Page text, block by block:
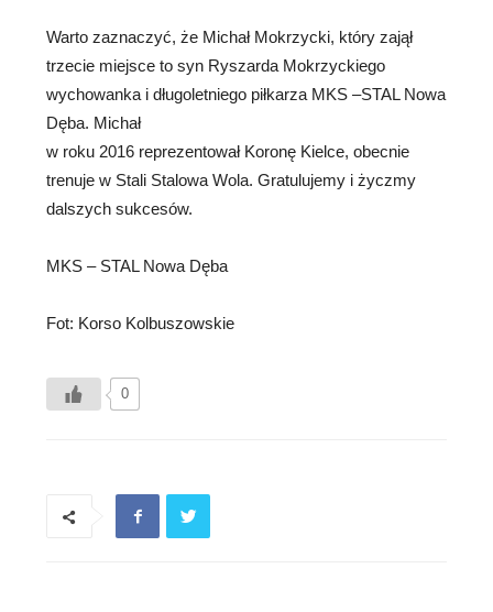
Warto zaznaczyć, że Michał Mokrzycki, który zajął
trzecie miejsce to syn Ryszarda Mokrzyckiego
wychowanka i długoletniego piłkarza MKS –STAL Nowa
Dęba. Michał
w roku 2016 reprezentował Koronę Kielce, obecnie
trenuje w Stali Stalowa Wola. Gratulujemy i życzmy
dalszych sukcesów.
MKS – STAL Nowa Dęba
Fot: Korso Kolbuszowskie
0